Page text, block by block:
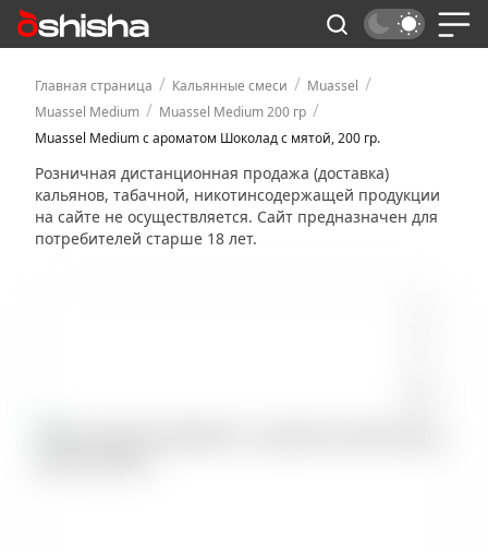
Главная страница / Кальянные смеси / Muassel /
Muassel Medium / Muassel Medium 200 гр /
Muassel Medium с ароматом Шоколад с мятой, 200 гр.
Розничная дистанционная продажа (доставка)
кальянов, табачной, никотинсодержащей продукции
на сайте не осуществляется. Сайт предназначен для
потребителей старше 18 лет.